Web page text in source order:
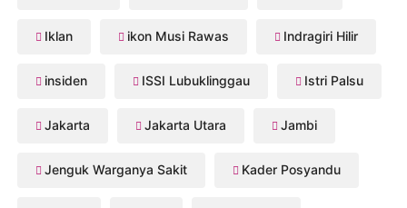
Iklan ikon Musi Rawas Indragiri Hilir
insiden ISSI Lubuklinggau Istri Palsu
Jakarta Jakarta Utara Jambi
Jenguk Warganya Sakit Kader Posyandu